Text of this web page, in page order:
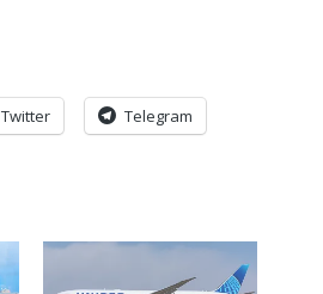
Twitter Telegram